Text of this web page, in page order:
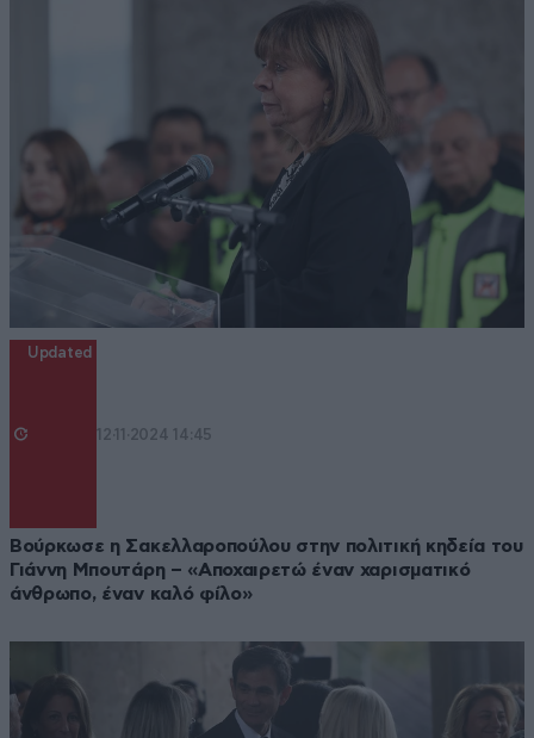
Updated
12·11·2024 14:45
Βούρκωσε η Σακελλαροπούλου στην πολιτική κηδεία του
Γιάννη Μπουτάρη – «Αποχαιρετώ έναν χαρισματικό
άνθρωπο, έναν καλό φίλο»